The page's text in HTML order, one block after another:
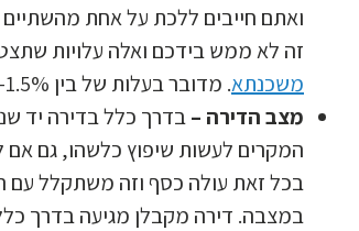
ואתם חייבים ללכת על אחת
זה לא ממש בידכם ואלה עלויות
משכנתא. מדובר בעלות של בין 1.5%-2% לעורכי הדין ולמתווכים.
מצב הדירה –בדרך כלל בדירה יד
המקרים לעשות שיפוץ כלשהו, גם אם
בכל זאת עולה כסף וזה משתקלל עם
במצבה. דירה מקבלן מגיעה בדרך